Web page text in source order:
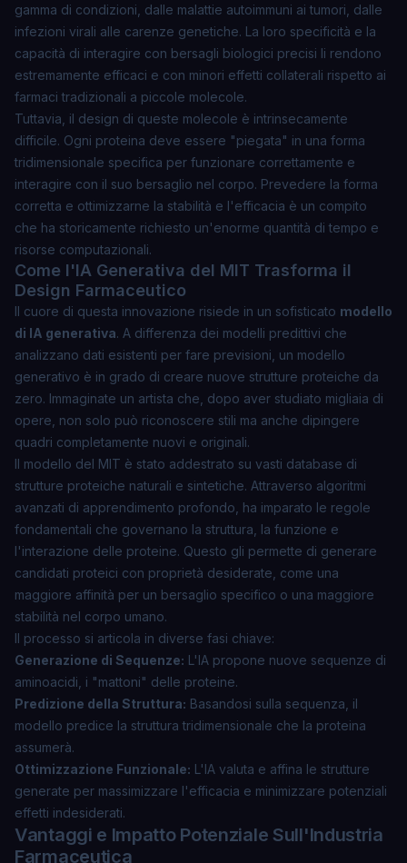
gamma di condizioni, dalle malattie autoimmuni ai tumori, dalle
infezioni virali alle carenze genetiche. La loro specificità e la
capacità di interagire con bersagli biologici precisi li rendono
estremamente efficaci e con minori effetti collaterali rispetto ai
farmaci tradizionali a piccole molecole.
Tuttavia, il design di queste molecole è intrinsecamente
difficile. Ogni proteina deve essere "piegata" in una forma
tridimensionale specifica per funzionare correttamente e
interagire con il suo bersaglio nel corpo. Prevedere la forma
corretta e ottimizzarne la stabilità e l'efficacia è un compito
che ha storicamente richiesto un'enorme quantità di tempo e
risorse computazionali.
Come l'IA Generativa del MIT Trasforma il
Design Farmaceutico
Il cuore di questa innovazione risiede in un sofisticato modello
di IA generativa. A differenza dei modelli predittivi che
analizzano dati esistenti per fare previsioni, un modello
generativo è in grado di creare nuove strutture proteiche da
zero. Immaginate un artista che, dopo aver studiato migliaia di
opere, non solo può riconoscere stili ma anche dipingere
quadri completamente nuovi e originali.
Il modello del MIT è stato addestrato su vasti database di
strutture proteiche naturali e sintetiche. Attraverso algoritmi
avanzati di apprendimento profondo, ha imparato le regole
fondamentali che governano la struttura, la funzione e
l'interazione delle proteine. Questo gli permette di generare
candidati proteici con proprietà desiderate, come una
maggiore affinità per un bersaglio specifico o una maggiore
stabilità nel corpo umano.
Il processo si articola in diverse fasi chiave:
Generazione di Sequenze: L'IA propone nuove sequenze di
aminoacidi, i "mattoni" delle proteine.
Predizione della Struttura: Basandosi sulla sequenza, il
modello predice la struttura tridimensionale che la proteina
assumerà.
Ottimizzazione Funzionale: L'IA valuta e affina le strutture
generate per massimizzare l'efficacia e minimizzare potenziali
effetti indesiderati.
Vantaggi e Impatto Potenziale Sull'Industria
Farmaceutica